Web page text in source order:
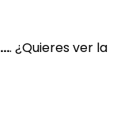
.... ¿Quieres ver la